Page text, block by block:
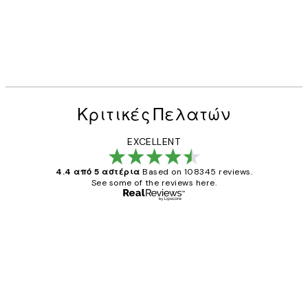
Κριτικές Πελατών
EXCELLENT
4.4 από 5 αστέρια Based on 108345 reviews.
See some of the reviews here.